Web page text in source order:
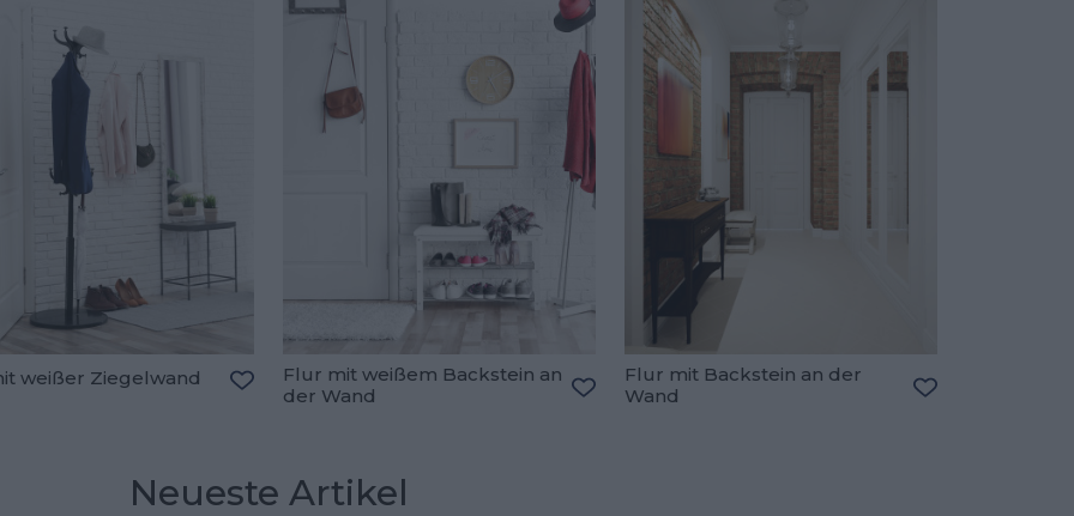
weißer Ziegelwand
Zu den Favoriten hinzufügen
Flur mit weißem Backstein an
der Wand
Flur mit Backstein an der
Wand
Neueste Artikel